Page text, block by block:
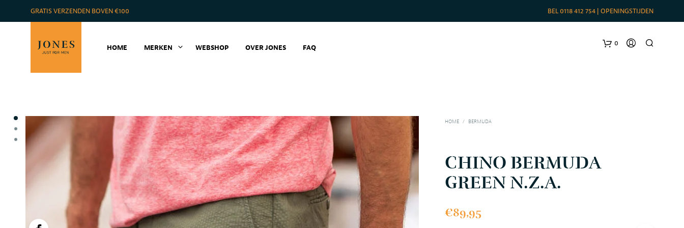
GRATIS VERZENDEN BOVEN €100 BEL0118 412 754 | OPENINGSTIJDEN
0
HOME MERKEN WEBSHOP OVER JONES FAQ
HOME / BERMUDA
CHINO BERMUDA
GREEN N.Z.A.
€89,95